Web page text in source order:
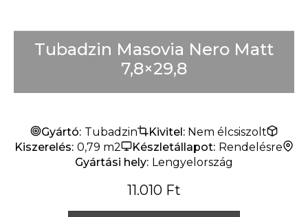
Tubadzin Masovia Nero Matt
7,8×29,8
Gyártó: Tubadzin Kivitel: Nem élcsiszolt
Kiszerelés: 0,79 m2 Készletállapot: Rendelésre
Gyártási hely: Lengyelország
11.010 Ft